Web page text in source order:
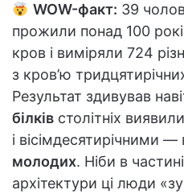
WOW-факт: 39
прожили понад 100
кров і виміряли 724
з кров’ю
Результат здивував
білків столітніх
і вісімдесятирічними
молодих. Ніби в
архітектури ці люди